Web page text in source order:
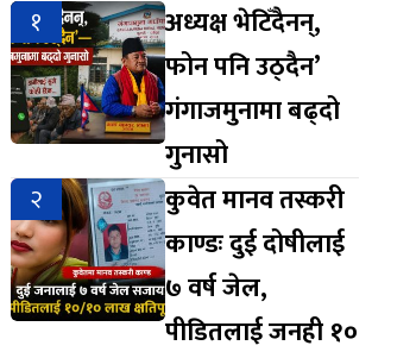
१
अध्यक्ष भेटिँदैनन्,
फोन पनि उठ्दैन’
गंगाजमुनामा बढ्दो
गुनासो
२
कुवेत मानव तस्करी
काण्डः दुई दोषीलाई
७ वर्ष जेल,
पीडितलाई जनही १०